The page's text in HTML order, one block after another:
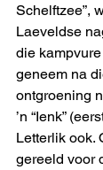
Schelftzee”,
Laeveldse
die
geneem na
ontgroening
’n “Ienk”
Letterlik ook.
gereeld voor